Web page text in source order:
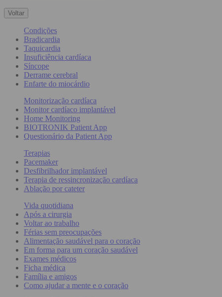
Voltar
Condições
Bradicardia
Taquicardia
Insuficiência cardíaca
Síncope
Derrame cerebral
Enfarte do miocárdio
Monitorização cardíaca
Monitor cardíaco implantável
Home Monitoring
BIOTRONIK Patient App
Questionário da Patient App
Terapias
Pacemaker
Desfibrilhador implantável
Terapia de ressincronização cardíaca
Ablação por cateter
Vida quotidiana
Após a cirurgia
Voltar ao trabalho
Férias sem preocupações
Alimentação saudável para o coração
Em forma para um coração saudável
Exames médicos
Ficha médica
Família e amigos
Como ajudar a mente e o coração